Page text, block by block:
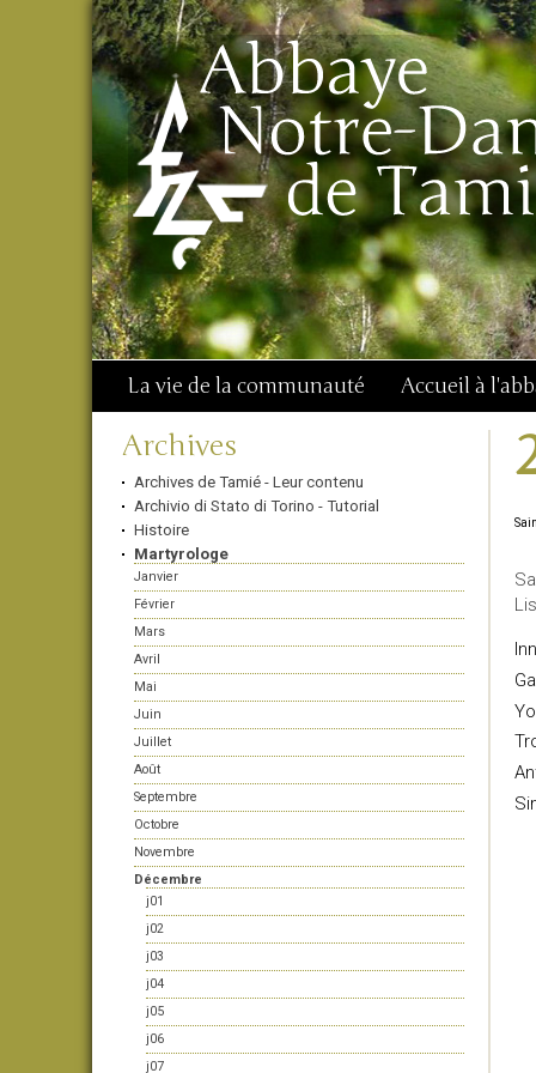
Aller
au
contenu.
|
Aller
à
navigation
Outils
personnels
Chercher par
Recherche
avancée…
La vie de la communauté Accueil à
Navigation
Archives
Archives de Tamié - Leur contenu
Archivio di Stato di Torino - Tutorial
Histoire
Martyrologe
Janvier
Février
Mars
Avril
Mai
Juin
Juillet
Août
Septembre
Octobre
Novembre
Décembre
j01
j02
j03
j04
j05
j06
j07